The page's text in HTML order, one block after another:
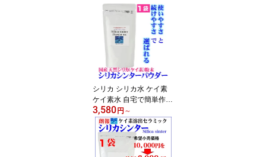
ケイ素たっぷり生活！(1
ヶ月分62粒入=ケイ素換
算4,774mg含有)【国内製
造】食品素材100％ ★1
粒に77mgのケイ素(シリ
カ成分は165mg)含有 ケ
イ素 珪素 ケイ素サプリ
メント シリカサプリメン
ト ギフト最適
シリカ シリカ水 ケイ素
ケイ素水 自宅で簡単作成
シリカシンターパウダー
1袋(500回分) /2袋/4袋 高
濃度シリカ水1Lが僅か7
円程で作れる食品素材の
逸品 抗ウイルス シリカ
3,580 円 ～